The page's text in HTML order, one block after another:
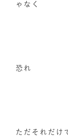
ゃなく
恐れ
ただそれだけ